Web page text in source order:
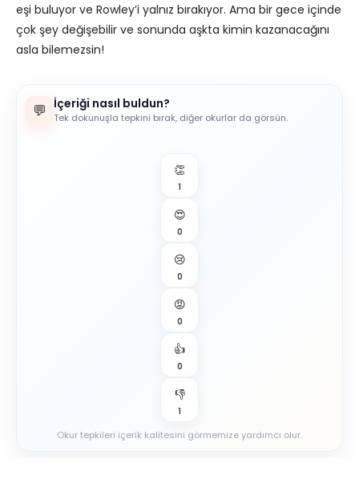
eşi buluyor ve Rowley’i yalnız bırakıyor. Ama bir gece içinde
çok şey değişebilir ve sonunda aşkta kimin kazanacağını
asla bilemezsin!
💬 İçeriği nasıl buldun?
Tek dokunuşla tepkini bırak, diğer okurlar da görsün.
👏
1
😍
0
😢
0
😡
0
👍
0
👎
1
Okur tepkileri içerik kalitesini görmemize yardımcı olur.